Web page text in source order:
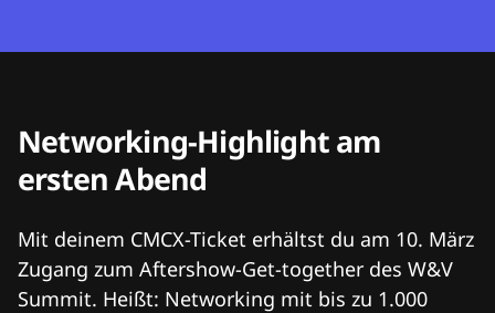
Networking-Highlight am
ersten Abend
Mit deinem CMCX-Ticket erhältst du am 10. März
Zugang zum Aftershow-Get-together des W&V
Summit. Heißt: Networking mit bis zu 1.000